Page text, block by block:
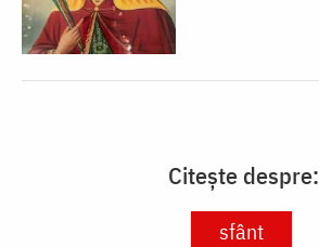
Citește despre:
sfânt